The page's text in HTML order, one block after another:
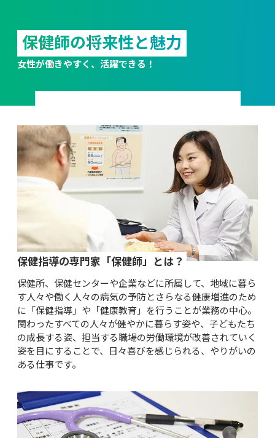
保健師の将来性と魅力
女性が働きやすく、活躍できる！
保健指導の専門家「保健師」とは？
保健所、保健センターや企業などに所属して、地域に暮ら
す人々や働く人々の病気の予防とさらなる健康増進のため
に「保健指導」や「健康教育」を行うことが業務の中心。
関わったすべての人々が健やかに暮らす姿や、子どもたち
の成長する姿、担当する職場の労働環境が改善されていく
姿を目にすることで、日々喜びを感じられる、やりがいの
ある仕事です。